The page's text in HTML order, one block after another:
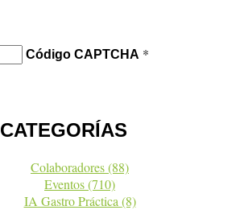
Código CAPTCHA *
CATEGORÍAS
Colaboradores(88)
Eventos(710)
IA Gastro Práctica (8)